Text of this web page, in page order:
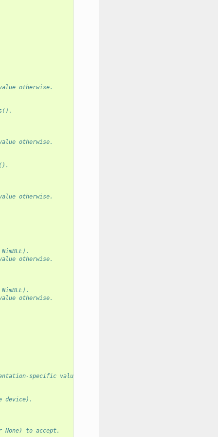
otherwise.
otherwise.
otherwise.
otherwise.
otherwise.
specific value otherwise.
device).
to accept.